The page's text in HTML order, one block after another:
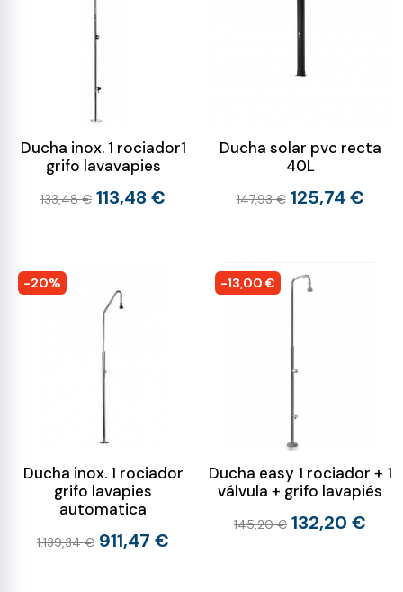
Ducha inox. 1 rociador1
grifo lavavapies
133,48 € 113,48 €
Ducha solar pvc recta
40L
147,93 € 125,74 €
-20%
Ducha inox. 1 rociador
grifo lavapies
automatica
1.139,34 € 911,47 €
-13,00 €
Ducha easy 1 rociador + 1
válvula + grifo lavapiés
145,20 € 132,20 €